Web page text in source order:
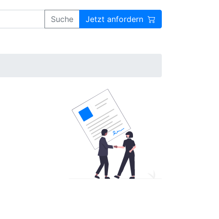
Suche Jetzt anfordern